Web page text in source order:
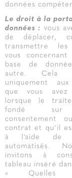
données
Le droit à la
données : vous
de déplacer,
transmettre les
vous
base de
autre. Cela
uniquement aux
que vous avez
lorsque le
fondé sur
consentement
contrat et qu’il
à l’aide de
automatisés.
invitons à
tableau inséré
« Quelles